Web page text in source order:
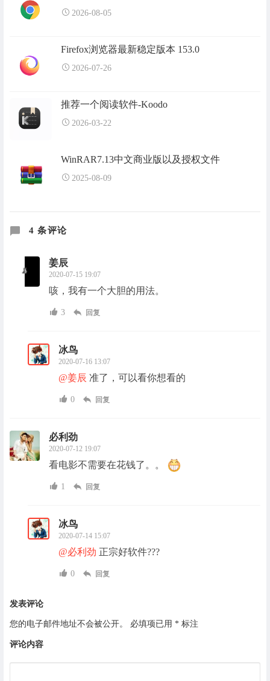
2026-08-05
Firefox浏览器最新稳定版本 153.0
2026-07-26
推荐一个阅读软件-Koodo
2026-03-22
WinRAR7.13中文商业版以及授权文件
2025-08-09
4 条评论
姜辰
2020-07-15 19:07
咳，我有一个大胆的用法。
3 回复
冰鸟
2020-07-16 13:07
@姜辰 准了，可以看你想看的
0 回复
必利劲
2020-07-12 19:07
看电影不需要在花钱了。。
1 回复
冰鸟
2020-07-14 15:07
@必利劲 正宗好软件???
0 回复
发表评论
您的电子邮件地址不会被公开。 必填项已用 * 标注
评论内容